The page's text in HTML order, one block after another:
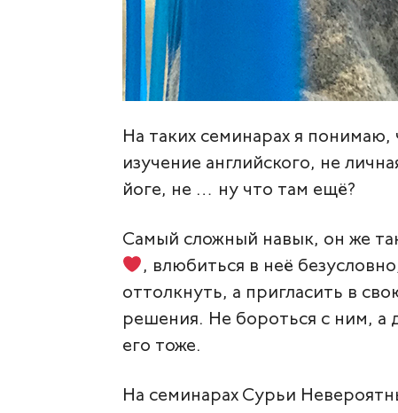
На таких семинарах я
изучение английского, не
йоге, не … ну что там ещё? ⠀
Самый сложный навык, он же
, влюбиться в неё
оттолкнуть, а пригласить в
решения. Не бороться с ним,
его тоже. ⠀
На семинарах Сурьи